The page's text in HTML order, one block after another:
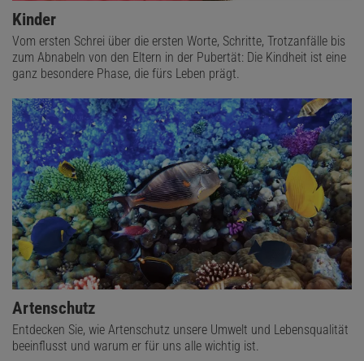
Kinder
Vom ersten Schrei über die ersten Worte, Schritte, Trotzanfälle bis
zum Abnabeln von den Eltern in der Pubertät: Die Kindheit ist eine
ganz besondere Phase, die fürs Leben prägt.
Artenschutz
Entdecken Sie, wie Artenschutz unsere Umwelt und Lebensqualität
beeinflusst und warum er für uns alle wichtig ist.